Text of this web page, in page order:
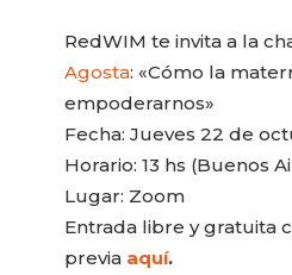
RedWIM te invita a la
Agosta: «Cómo la
empoderarnos»
Fecha: Jueves 22 de
Horario: 13 hs (Buenos
Lugar: Zoom
Entrada libre y gratuita
previa aquí.